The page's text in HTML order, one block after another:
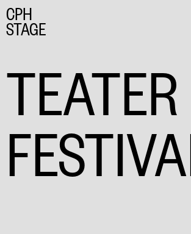
CPH
STAGE
TEATER